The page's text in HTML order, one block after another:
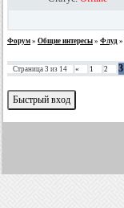
Форум » Общие интересы » Флуд »
Страница 3 из 14 « 1 2 3